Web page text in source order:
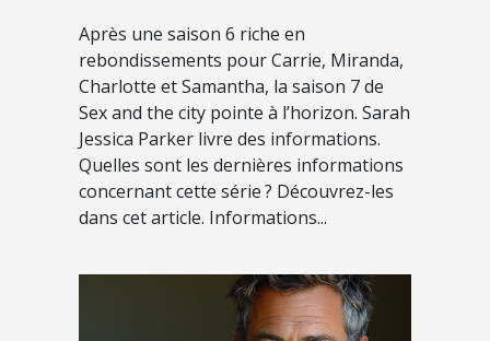
Après une saison 6 riche en
rebondissements pour Carrie, Miranda,
Charlotte et Samantha, la saison 7 de
Sex and the city pointe à l’horizon. Sarah
Jessica Parker livre des informations.
Quelles sont les dernières informations
concernant cette série ? Découvrez-les
dans cet article. Informations...